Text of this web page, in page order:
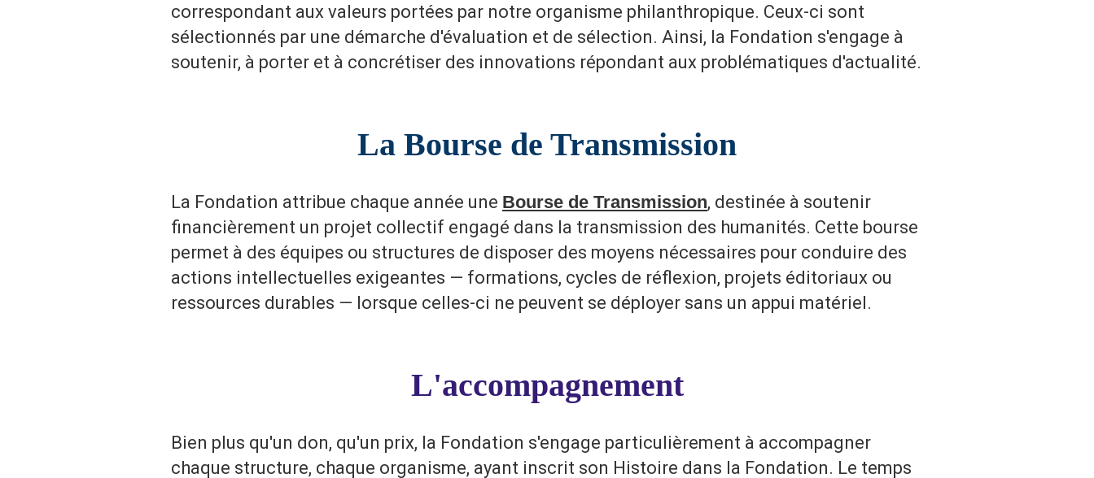
correspondant aux valeurs portées par notre organisme philanthropique. Ceux-ci sont
sélectionnés par une démarche d'évaluation et de sélection. Ainsi, la Fondation s'engage à
soutenir, à porter et à concrétiser des innovations répondant aux problématiques d'actualité.
La Bourse de Transmission
La Fondation attribue chaque année une Bourse de Transmission, destinée à soutenir
financièrement un projet collectif engagé dans la transmission des humanités. Cette bourse
permet à des équipes ou structures de disposer des moyens nécessaires pour conduire des
actions intellectuelles exigeantes — formations, cycles de réflexion, projets éditoriaux ou
ressources durables — lorsque celles-ci ne peuvent se déployer sans un appui matériel.
L'accompagnement
Bien plus qu'un don, qu'un prix, la Fondation s'engage particulièrement à accompagner
chaque structure, chaque organisme, ayant inscrit son Histoire dans la Fondation. Le temps